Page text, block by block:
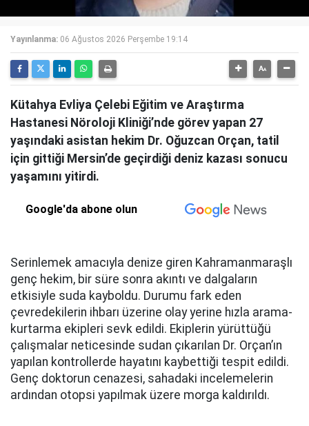
Yayınlanma: 06 Ağustos 2026 Perşembe 19:14
Kütahya Evliya Çelebi Eğitim ve Araştırma
Hastanesi Nöroloji Kliniği’nde görev yapan 27
yaşındaki asistan hekim Dr. Oğuzcan Orçan, tatil
için gittiği Mersin’de geçirdiği deniz kazası sonucu
yaşamını yitirdi.
Google'da abone olun
Serinlemek amacıyla denize giren Kahramanmaraşlı
genç hekim, bir süre sonra akıntı ve dalgaların
etkisiyle suda kayboldu. Durumu fark eden
çevredekilerin ihbarı üzerine olay yerine hızla arama-
kurtarma ekipleri sevk edildi. Ekiplerin yürüttüğü
çalışmalar neticesinde sudan çıkarılan Dr. Orçan’ın
yapılan kontrollerde hayatını kaybettiği tespit edildi.
Genç doktorun cenazesi, sahadaki incelemelerin
ardından otopsi yapılmak üzere morga kaldırıldı.